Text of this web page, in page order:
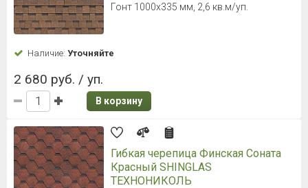
Гонт 1000х335 мм, 2,6 кв.м/уп.
Наличие: Уточняйте
2 680 руб. / уп.
В корзину
Гибкая черепица Финская Соната
Красный SHINGLAS
ТЕХНОНИКОЛЬ